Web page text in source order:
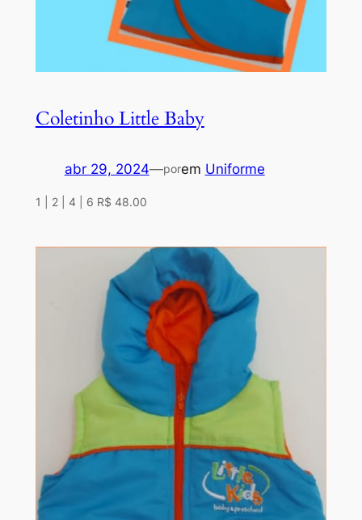
Coletinho Little Baby
abr 29, 2024—porem Uniforme
1 | 2 | 4 | 6 R$ 48.00